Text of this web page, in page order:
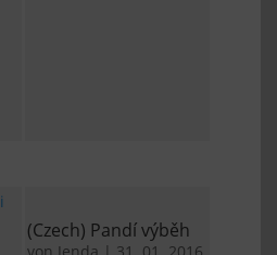
(Czech) Pandí výběh